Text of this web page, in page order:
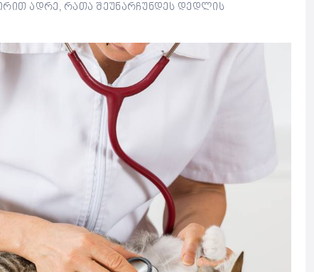
ადრე, რათა შეუნარჩუნდეს დედლის